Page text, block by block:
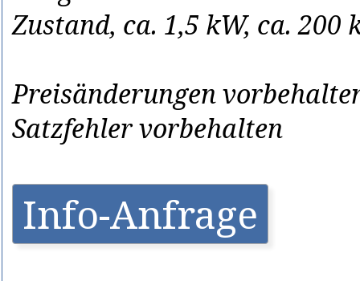
Zustand, ca. 1,5 kW, ca. 200
Preisänderungen
Satzfehler vorbehalten
Info-Anfrage